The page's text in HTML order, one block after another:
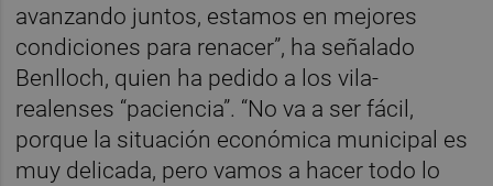
avanzando juntos, estamos en mejores
condiciones para renacer”, ha señalado
Benlloch, quien ha pedido a los vila-
realenses “paciencia”. “No va a ser fácil,
porque la situación económica municipal es
muy delicada, pero vamos a hacer todo lo